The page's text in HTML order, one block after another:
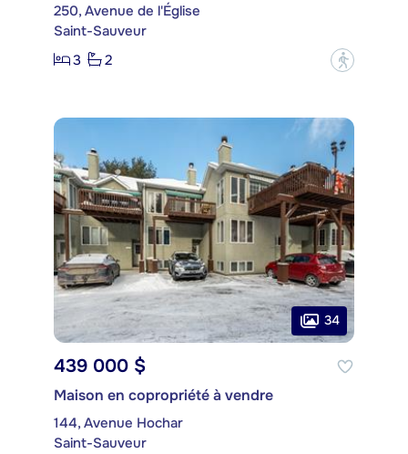
250, Avenue de l'Église
Saint-Sauveur
3
2 ?
34
439 000 $
Maison en copropriété à vendre
144, Avenue Hochar
Saint-Sauveur